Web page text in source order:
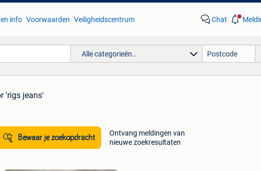
info Voorwaarden Veiligheidscentrum Chat
Alle categorieën…
'rigs jeans'
Bewaar je zoekopdracht
Ontvang meldingen van
nieuwe zoekresultaten